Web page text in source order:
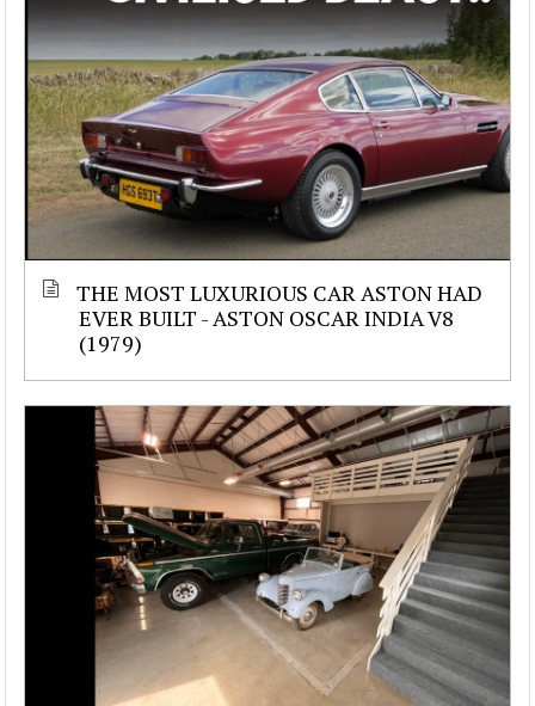
THE MOST LUXURIOUS CAR ASTON HAD
EVER BUILT - ASTON OSCAR INDIA V8
(1979)